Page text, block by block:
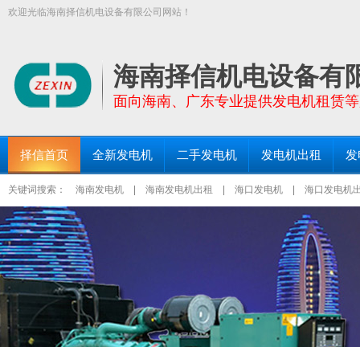
欢迎光临海南择信机电设备有限公司网站！
三亚发电机出租、琼海发电机出租等区域均设有仓库和服务点！
海南择信机电设备有
面向海南、广东专业提供发电机租赁
择信首页 全新发电机 二手发电机 发电机出租
关键词搜索： 海南发电机 海南发电机出租 海口发电机 海口发电机